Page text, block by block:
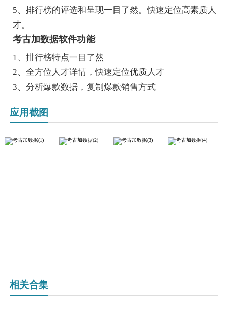
5、排行榜的评选和呈现一目了然。快速定位高素质人
才。
考古加数据软件功能
1、排行榜特点一目了然
2、全方位人才详情，快速定位优质人才
3、分析爆款数据，复制爆款销售方式
应用截图
相关合集